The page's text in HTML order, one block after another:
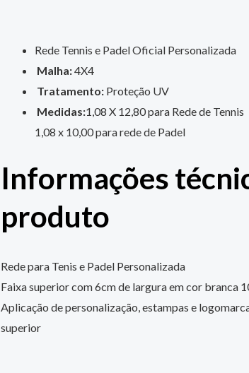
Rede Tennis e Padel Oficial Personalizada
Malha:4X4
Tratamento: Proteção UV
Medidas:1,08 X 12,80 para Rede de Tennis
1,08 x 10,00 para rede de Padel
Informações
produto
Rede para Tenis e Padel Personalizada
Faixa superior com 6cm de largura em cor branca
Aplicação de personalização, estampas e
superior